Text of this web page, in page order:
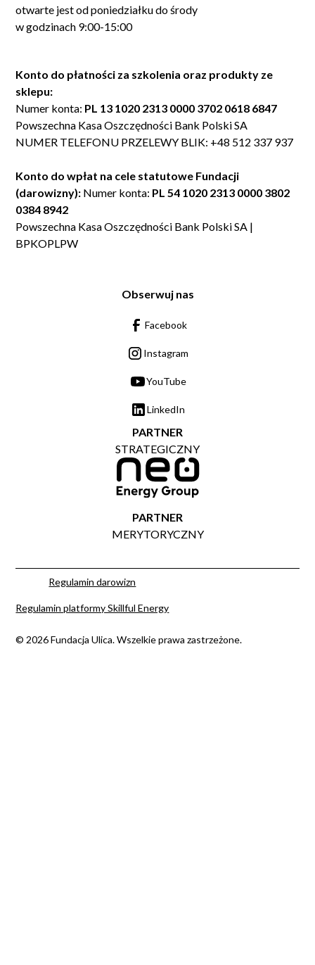
otwarte jest od poniedziałku do środy
w godzinach 9:00-15:00
Konto do płatności za szkolenia oraz produkty ze
sklepu:
Numer konta: PL 13 1020 2313 0000 3702 0618 6847
Powszechna Kasa Oszczędności Bank Polski SA
NUMER TELEFONU PRZELEWY BLIK: +48 512 337 937
Konto do wpłat na cele statutowe Fundacji
(darowizny): Numer konta: PL 54 1020 2313 0000 3802
0384 8942
Powszechna Kasa Oszczędności Bank Polski SA |
BPKOPLPW
Obserwuj nas
Facebook
Instagram
YouTube
LinkedIn
PARTNER
STRATEGICZNY
PARTNER
MERYTORYCZNY
© 2026 Fundacja Ulica. Wszelkie prawa zastrzeżone.
Regulamin darowizn
Regulamin platformy Skillful Energy